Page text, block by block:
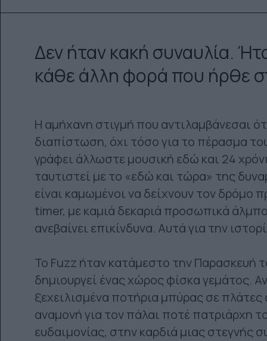
Δεν ήταν κακή συναυλία.
κάθε άλλη φορά που ήρθε
Η αμήχανη στιγμή που αντιλαμβάνεσαι
διαπίστωση, όχι τόσο για το πέρασμα
γράφει άλλωστε μουσική εδώ και 24
ταυτιστεί με το «εδώ και τώρα» της
είναι καμωμένοι να δείχνουν τον δρόμο
timer, με καμιά δεκαριά προσωπικά
ανεβαίνει επικίνδυνα. Αυτά για την
Το Fuzz ήταν κατάμεστο την Παρασκευή
δημιουργεί ένας χώρος φίσκα γεμάτος.
ξεχειλισμένα ποτήρια μπύρας σε
αναμονή για τον πάλαι ποτέ πατριάρχη
ευδαιμονίας, στην καρδιά μιας στεγνής